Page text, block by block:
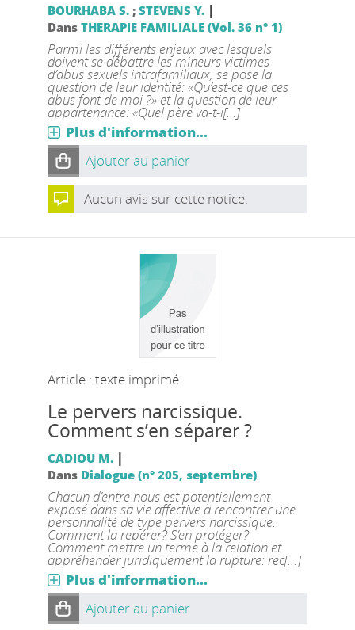
BOURHABA S.; STEVENS Y. |
Dans THERAPIE FAMILIALE (Vol. 36 n° 1)
Parmi les différents enjeux avec lesquels
doivent se débattre les mineurs victimes
d’abus sexuels intrafamiliaux, se pose la
question de leur identité: «Qu’est-ce que ces
abus font de moi ?» et la question de leur
appartenance: «Quel père va-t-i[...]
Plus d'information...
Ajouter au panier
Aucun avis sur cette notice.
Article : texte imprimé
Le pervers narcissique.
Comment s’en séparer ?
CADIOU M. |
Dans Dialogue (n° 205, septembre)
Chacun d’entre nous est potentiellement
exposé dans sa vie affective à rencontrer une
personnalité de type pervers narcissique.
Comment la repérer? S’en protéger?
Comment mettre un terme à la relation et
appréhender juridiquement la rupture: rec[...]
Plus d'information...
Ajouter au panier